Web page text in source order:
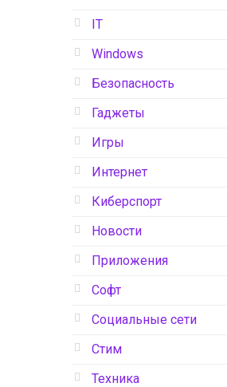
IT
Windows
Безопасность
Гаджеты
Игры
Интернет
Киберспорт
Новости
Приложения
Софт
Социальные сети
Стим
Техника